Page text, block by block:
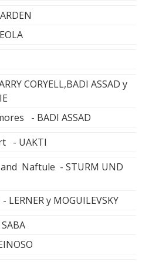
CORYELL,BADI ASSAD y
- BADI ASSAD
- UAKTI
Naftule - STURM UND
LERNER y MOGUILEVSKY